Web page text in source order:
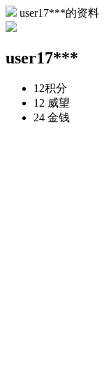
user17***的资料
user17***
12积分
12 威望
24 金钱